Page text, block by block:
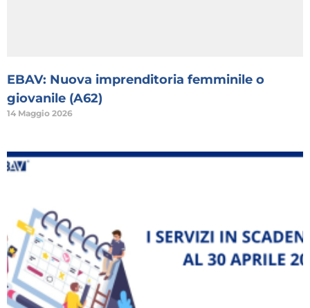
EBAV: Nuova imprenditoria femminile o
giovanile (A62)
14 Maggio 2026